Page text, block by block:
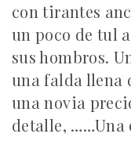
con tirantes
un poco de tul
sus hombros.
una falda llena
una novia
detalle, ……Una